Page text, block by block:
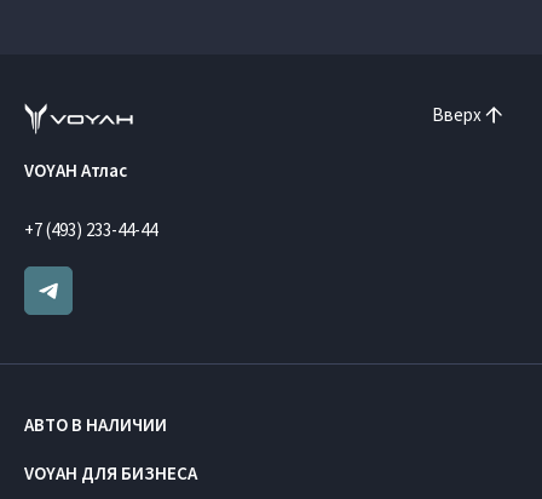
Вверх
VOYAH Атлас
+7 (493) 233-44-44
АВТО В НАЛИЧИИ
VOYAH ДЛЯ БИЗНЕСА